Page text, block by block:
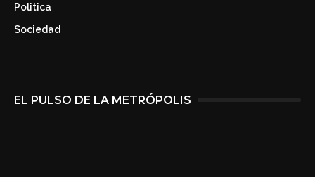
Politica
Sociedad
EL PULSO DE LA METRÓPOLIS